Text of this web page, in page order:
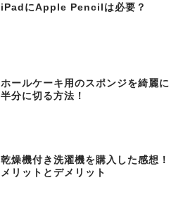
iPadにApple Pencilは必要？
ホールケーキ用のスポンジを綺麗に
半分に切る方法！
乾燥機付き洗濯機を購入した感想！
メリットとデメリット